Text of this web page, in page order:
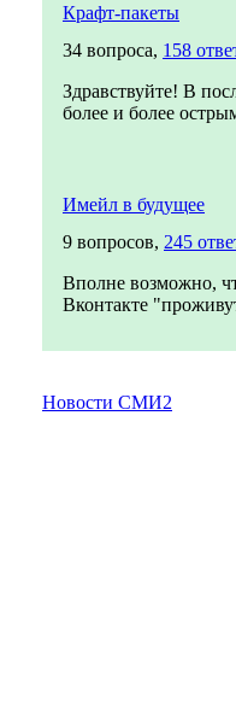
Крафт-пакеты
34 вопроса, 158
Здравствуйте! В
более и более
Имейл в будущее
9 вопросов, 245
Вполне возможно,
Вконтакте
Новости СМИ2